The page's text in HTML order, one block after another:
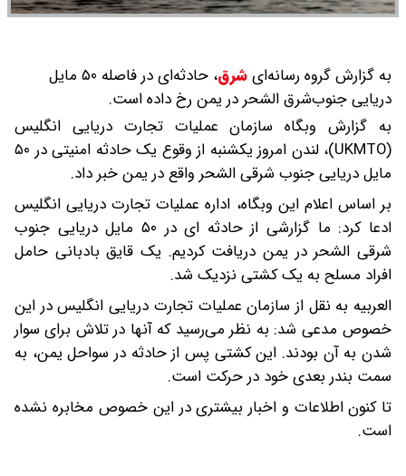
به گزارش گروه رسانه‌ایشرق،
حادثه‌ای در فاصله ۵۰ مایل
دریایی جنوب‌شرق الشحر در یمن رخ داده است.
به گزارش وبگاه سازمان عملیات تجارت دریایی انگلیس
(UKMTO)، لندن امروز یکشنبه از وقوع یک حادثه امنیتی در ۵۰
مایل دریایی جنوب شرقی الشحر واقع در یمن خبر داد.
بر اساس اعلام این وبگاه، اداره عملیات تجارت دریایی انگلیس
ادعا کرد: ما گزارشی از حادثه‌ ای در ۵۰ مایل دریایی جنوب
شرقی الشحر در یمن دریافت کردیم. یک قایق بادبانی حامل
افراد مسلح به یک کشتی نزدیک شد.
العربیه به نقل از سازمان عملیات تجارت دریایی انگلیس در این
خصوص مدعی شد: به نظر می‌رسید که آنها در تلاش برای سوار
شدن به آن بودند. این کشتی پس از حادثه در سواحل یمن، به
سمت بندر بعدی خود در حرکت است.
تا کنون اطلاعات و اخبار بیشتری در این خصوص مخابره نشده
است.